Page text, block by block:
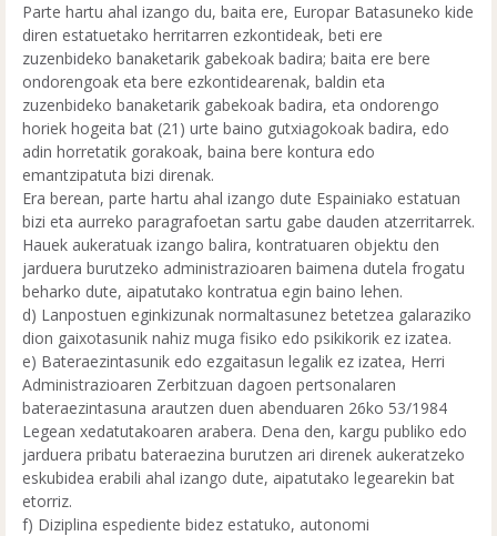
Parte hartu ahal izango du, baita ere, Europar Batasuneko kide
diren estatuetako herritarren ezkontideak, beti ere
zuzenbideko banaketarik gabekoak badira; baita ere bere
ondorengoak eta bere ezkontidearenak, baldin eta
zuzenbideko banaketarik gabekoak badira, eta ondorengo
horiek hogeita bat (21) urte baino gutxiagokoak badira, edo
adin horretatik gorakoak, baina bere kontura edo
emantzipatuta bizi direnak.
Era berean, parte hartu ahal izango dute Espainiako estatuan
bizi eta aurreko paragrafoetan sartu gabe dauden atzerritarrek.
Hauek aukeratuak izango balira, kontratuaren objektu den
jarduera burutzeko administrazioaren baimena dutela frogatu
beharko dute, aipatutako kontratua egin baino lehen.
d) Lanpostuen eginkizunak normaltasunez betetzea galaraziko
dion gaixotasunik nahiz muga fisiko edo psikikorik ez izatea.
e) Bateraezintasunik edo ezgaitasun legalik ez izatea, Herri
Administrazioaren Zerbitzuan dagoen pertsonalaren
bateraezintasuna arautzen duen abenduaren 26ko 53/1984
Legean xedatutakoaren arabera. Dena den, kargu publiko edo
jarduera pribatu bateraezina burutzen ari direnek aukeratzeko
eskubidea erabili ahal izango dute, aipatutako legearekin bat
etorriz.
f) Diziplina espediente bidez estatuko, autonomi